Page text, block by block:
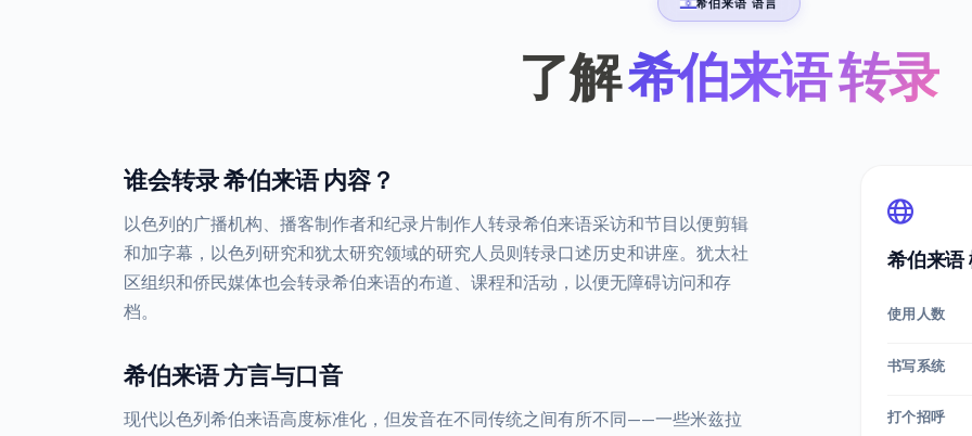
希伯来语 语言
了解希伯来语 转录
谁会转录 希伯来语 内容？
以色列的广播机构、播客制作者和纪录片制作人转录希伯来语采访和节目以便剪辑
和加字幕，以色列研究和犹太研究领域的研究人员则转录口述历史和讲座。犹太社
区组织和侨民媒体也会转录希伯来语的布道、课程和活动，以便无障碍访问和存
档。
希伯来语 方言与口音
现代以色列希伯来语高度标准化，但发音在不同传统之间有所不同——一些米兹拉
希伯来语
使用人数
书写系统
打个招呼